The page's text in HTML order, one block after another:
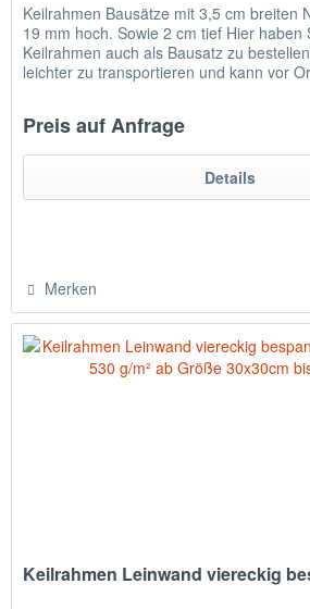
Keilrahmen Bausätze mit 3,5 cm breiten
19 mm hoch. Sowie 2 cm tief Hier haben
Keilrahmen auch als Bausatz zu
leichter zu transportieren und kann vor
Preis auf Anfrage
Details
Merken
Keilrahmen Leinwand viereckig